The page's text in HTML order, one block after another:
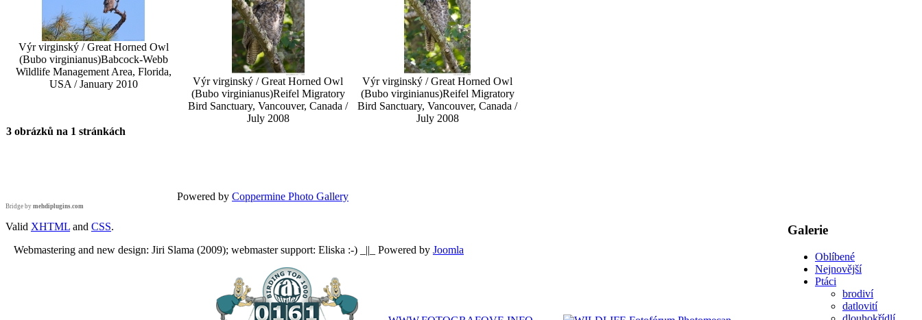
Výr virginský / Great Horned Owl
(Bubo virginianus)Babcock-Webb
Wildlife Management Area, Florida,
USA / January 2010
Výr virginský / Great Horned Owl
(Bubo virginianus)Reifel Migratory
Bird Sanctuary, Vancouver, Canada /
July 2008
Výr virginský / Great Horned Owl
(Bubo virginianus)Reifel Migratory
Bird Sanctuary, Vancouver, Canada /
July 2008
3 obrázků na 1 stránkách
Powered by Coppermine Photo Gallery
Bridge by mehdiplugins.com
Galerie
Oblíbené
Nejnovější
Ptáci
brodiví
datlovití
Valid XHTML and CSS.
Webmastering and new design: Jiri Slama (2009); webmaster support: Eliska :-) _||_ Powered by Joomla